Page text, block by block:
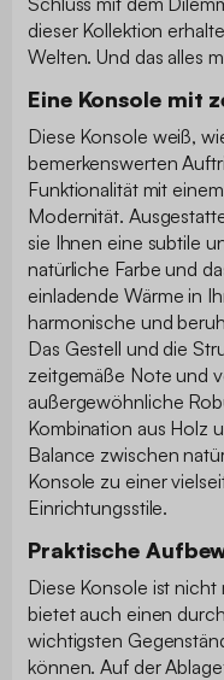
dieser Kollektion
Welten. Und das alles
Eine Konsole mit
Diese Konsole weiß,
bemerkenswerten
Funktionalität mit
Modernität.
sie Ihnen eine subtile
natürliche Farbe und
einladende Wärme in
harmonische und
Das Gestell und die
zeitgemäße Note und
außergewöhnliche
Kombination aus Holz
Balance zwischen
Konsole zu einer
Einrichtungsstile.
Praktische
Diese Konsole ist
bietet auch einen
wichtigsten
können. Auf der